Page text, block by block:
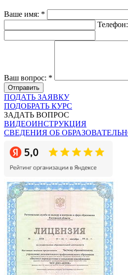
Ваше имя: *
Телефон:
Ваш вопрос: *
Отправить
ПОДАТЬ ЗАЯВКУ
ПОДОБРАТЬ КУРС
ЗАДАТЬ ВОПРОС
ВИДЕОИНСТРУКЦИЯ
СВЕДЕНИЯ ОБ